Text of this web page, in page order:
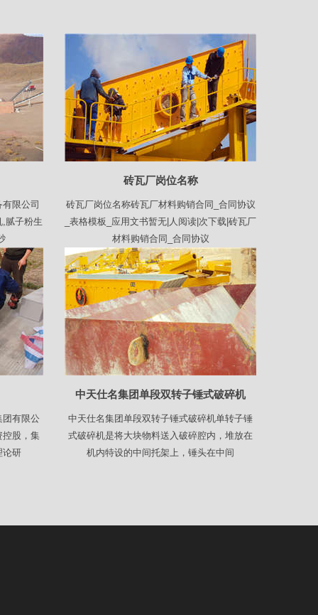
限公司
,腻子粉生
砖瓦厂岗位名称
砖瓦厂岗位名称砖瓦厂材料购销合同_合同协议
_表格模板_应用文书暂无|人阅读|次下载|砖瓦厂
材料购销合同_合同协议
团有限公
股，集
论研
中天仕名集团单段双转子锤式破碎机
中天仕名集团单段双转子锤式破碎机单转子锤
式破碎机是将大块物料送入破碎腔内，堆放在
机内特设的中间托架上，锤头在中间